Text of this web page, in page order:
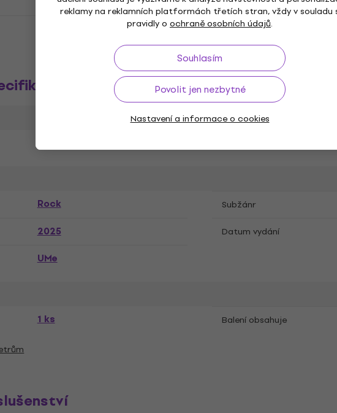
reklamy na reklamních platformách třetích stran, vždy v souladu
pravidly o ochraně osobních údajů.
Souhlasím
Povolit jen nezbytné
Nastavení a informace o cookies
Rock
Subžánr
2025
Datum vydání
UMe
1 ks Balení obsahuje